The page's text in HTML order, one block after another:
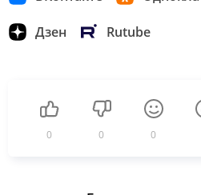
Дзен Rutube
0 0 0